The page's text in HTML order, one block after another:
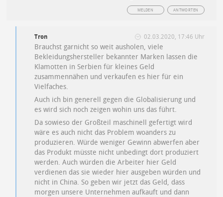
ANTWORTEN
MELDEN
Tron 02.03.2020, 17:46 Uhr
Brauchst garnicht so weit ausholen, viele
Bekleidungshersteller bekannter Marken lassen die
Klamotten in Serbien für kleines Geld
zusammennähen und verkaufen es hier für ein
Vielfaches.
Auch ich bin generell gegen die Globalisierung und
es wird sich noch zeigen wohin uns das führt.
Da sowieso der Großteil maschinell gefertigt wird
wäre es auch nicht das Problem woanders zu
produzieren. Würde weniger Gewinn abwerfen aber
das Produkt müsste nicht unbedingt dort produziert
werden. Auch würden die Arbeiter hier Geld
verdienen das sie wieder hier ausgeben würden und
nicht in China. So geben wir jetzt das Geld, dass
morgen unsere Unternehmen aufkauft und dann